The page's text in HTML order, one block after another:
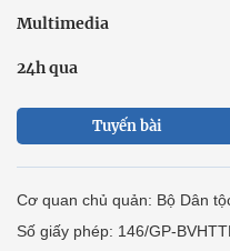
Multimedia
24h qua
Tuyến bài
Cơ quan chủ quản: Bộ Dân
Số giấy phép: 146/GP-